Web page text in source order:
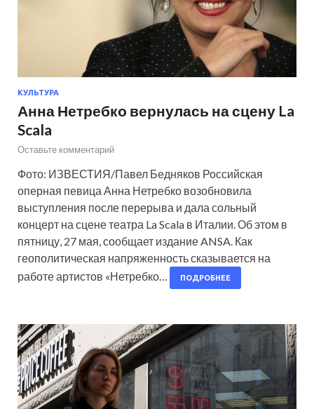
КУЛЬТУРА
Анна Нетребко вернулась на сцену La
Scala
Оставьте комментарий
Фото: ИЗВЕСТИЯ/Павел Бедняков Российская
оперная певица Анна Нетребко возобновила
выступления после перерыва и дала сольный
концерт на сцене театра La Scala в Италии. Об этом в
пятницу, 27 мая, сообщает издание ANSA. Как
геополитическая напряженность сказывается на
работе артистов «Нетребко…
ПОДРОБНЕЕ